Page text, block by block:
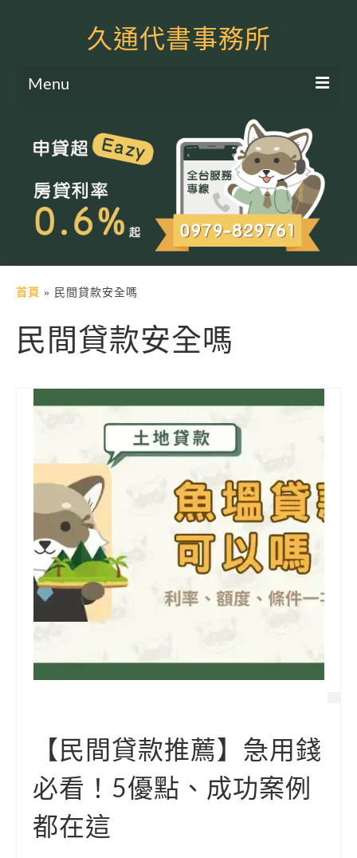
久通代書事務所
Menu
土地二胎申貸
房屋二胎申貸
軍公教貸款
土地貸款
房屋貸款
信用貸款
代書貸款
銀行貸款
其他貸款
申貸Q&A
久通專欄
時事解析
生活理財
首頁 » 民間貸款安全嗎
民間貸款安全嗎
【民間貸款推薦】急用錢
必看！5優點、成功案例
都在這